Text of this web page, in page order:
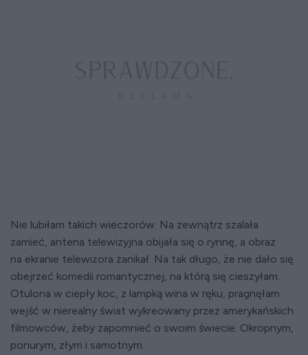
Nie lubiłam takich wieczorów. Na zewnątrz szalała
zamieć, antena telewizyjna obijała się o rynnę, a obraz
na ekranie telewizora zanikał. Na tak długo, że nie dało się
obejrzeć komedii romantycznej, na którą się cieszyłam.
Otulona w ciepły koc, z lampką wina w ręku, pragnęłam
wejść w nierealny świat wykreowany przez amerykańskich
filmowców, żeby zapomnieć o swoim świecie. Okropnym,
ponurym, złym i samotnym.